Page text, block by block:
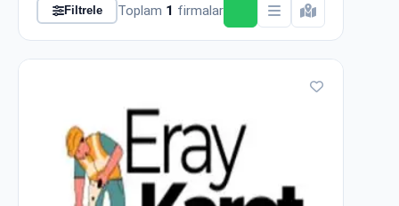
Filtrele Toplam 1 firmalar